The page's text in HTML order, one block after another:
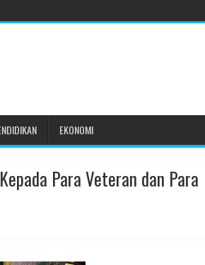
EKONOMI
Para Veteran dan Para